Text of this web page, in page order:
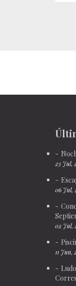
23 Jul,
06 Jul,
02 Jul,
11 Jun,